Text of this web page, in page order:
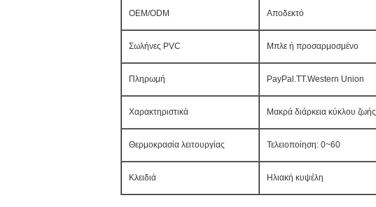
OEM/ODM Αποδεκτό
Σωλήνες PVC Μπλε ή προσαρμοσμένο
Πληρωμή PayPal.TT.Western Union
Χαρακτηριστικά Μακρά διάρκεια κύκλου ζωής
Θερμοκρασία λειτουργίας Τελειοποίηση: 0~60
Κλειδιά Ηλιακή κυψέλη